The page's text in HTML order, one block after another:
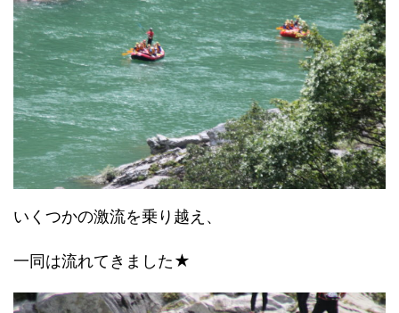
いくつかの激流を乗り越え、
一同は流れてきました★